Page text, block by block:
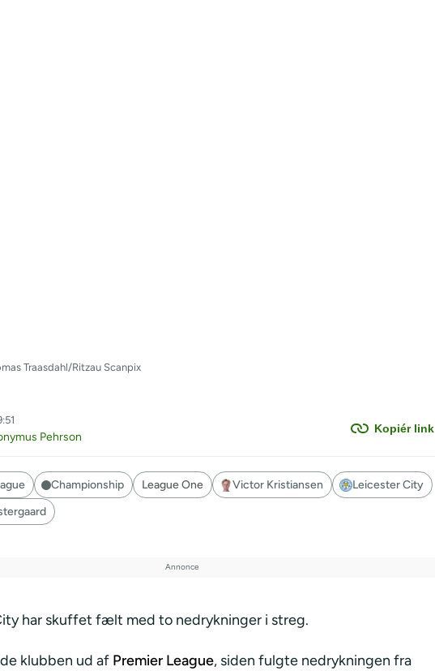
Traasdahl/Ritzau Scanpix
Kopiér link
Pehrson
League One
Championship Victor Kristiansen
Leicester City
har skuffet fælt med to nedrykninger i streg.
klubben ud af Premier League, siden fulgte nedrykningen fra